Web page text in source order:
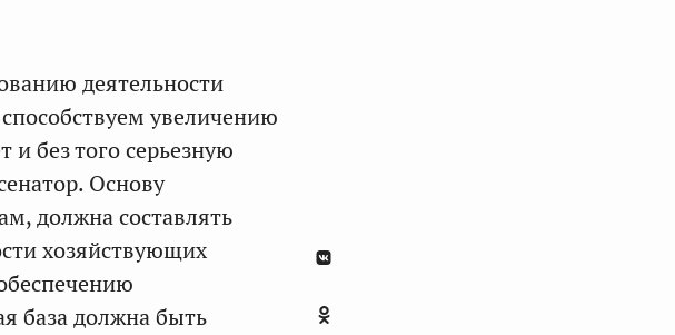
деятельности
увеличению
и без того серьезную
Основу
должна составлять
хозяйствующих
база должна быть